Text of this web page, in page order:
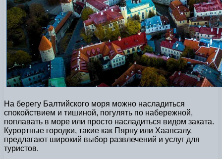
На берегу Балтийского моря можно насладиться
спокойствием и тишиной, погулять по набережной,
поплавать в море или просто насладиться видом заката.
Курортные городки, такие как Пярну или Хаапсалу,
предлагают широкий выбор развлечений и услуг для
туристов.